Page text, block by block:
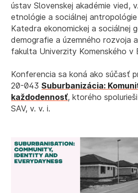
ústav Slovenskej akadémie vied,
etnológie a sociálnej antropológie
Katedra ekonomickej a sociálnej
demografie a územného rozvoja
fakulta Univerzity Komenského v
Konferencia sa koná ako súčasť
20-043Suburbanizácia:
každodennosť, ktorého
SAV, v. v. i.